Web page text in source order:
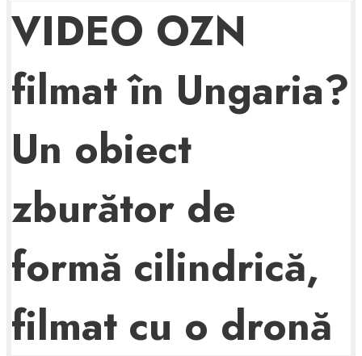
VIDEO OZN
filmat în Ungaria?
Un obiect
zburător de
formă cilindrică,
filmat cu o dronă